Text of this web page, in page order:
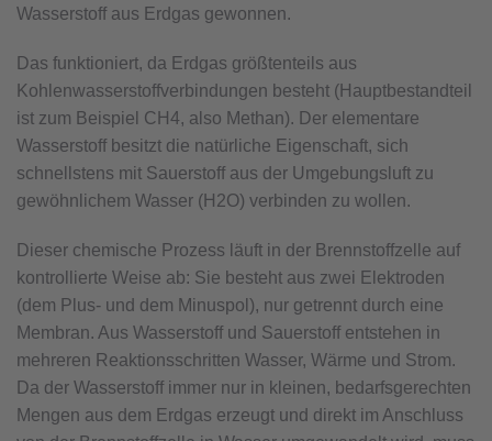
Wasserstoff aus Erdgas gewonnen.
Das funktioniert, da Erdgas größtenteils aus
Kohlenwasserstoffverbindungen besteht (Hauptbestandteil
ist zum Beispiel CH4, also Methan). Der elementare
Wasserstoff besitzt die natürliche Eigenschaft, sich
schnellstens mit Sauerstoff aus der Umgebungsluft zu
gewöhnlichem Wasser (H2O) verbinden zu wollen.
Dieser chemische Prozess läuft in der Brennstoffzelle auf
kontrollierte Weise ab: Sie besteht aus zwei Elektroden
(dem Plus- und dem Minuspol), nur getrennt durch eine
Membran. Aus Wasserstoff und Sauerstoff entstehen in
mehreren Reaktionsschritten Wasser, Wärme und Strom.
Da der Wasserstoff immer nur in kleinen, bedarfsgerechten
Mengen aus dem Erdgas erzeugt und direkt im Anschluss